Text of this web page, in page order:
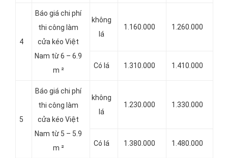
4
Báo giá chi phí
thi công làm
cửa kéo Việt
Nam từ 6 – 6.9
m ²
không
lá
1.160.000 1.260.000
Có lá 1.310.000 1.410.000
5
Báo giá chi phí
thi công làm
cửa kéo Việt
Nam từ 5 – 5.9
m ²
không
lá
1.230.000 1.330.000
Có lá 1.380.000 1.480.000